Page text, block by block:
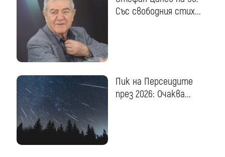
Със свободния стих...
Пик на Персеидите
през 2026: Очаква...